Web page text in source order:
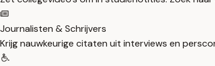
Journalisten & Schrijvers
Krijg nauwkeurige citaten uit interviews en